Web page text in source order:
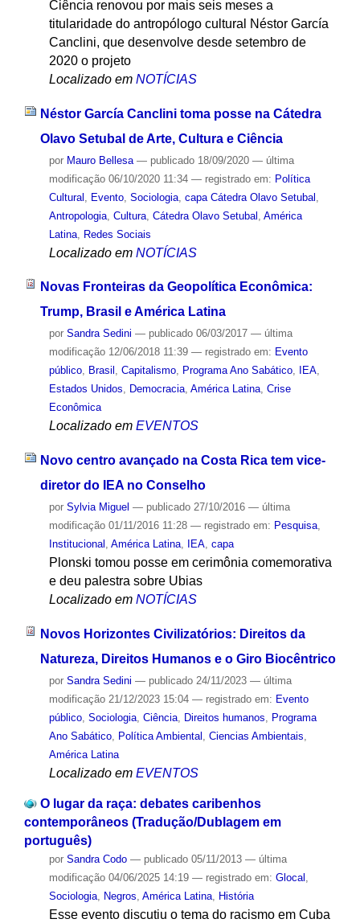
Ciência renovou por mais seis meses a
titularidade do antropólogo cultural Néstor García
Canclini, que desenvolve desde setembro de
2020 o projeto
Localizado em NOTÍCIAS
Néstor García Canclini toma posse na Cátedra
Olavo Setubal de Arte, Cultura e Ciência
por Mauro Bellesa — publicado18/09/2020 — última
modificação06/10/2020 11:34 — registrado em: Política
Cultural
Evento, Sociologia, capa Cátedra Olavo Setubal
Antropologia, Cultura, Cátedra Olavo Setubal América
Latina, Redes Sociais
Localizado em NOTÍCIAS
Novas Fronteiras da Geopolítica Econômica:
Trump, Brasil e América Latina
por Sandra Sedini — publicado06/03/2017 — última
modificação12/06/2018 11:39 — registrado em: Evento
público, Brasil , Capitalismo, Programa Ano Sabático, IEA,
Estados Unidos, Democracia, América Latina, Crise
Econômica
Localizado em EVENTOS
Novo centro avançado na Costa Rica tem vice-
diretor do IEA no Conselho
por Sylvia Miguel — publicado27/10/2016 — última
modificação01/11/2016 11:28 — registrado em: Pesquisa,
Institucional , América Latina, IEA, capa
Plonski tomou posse em cerimônia comemorativa
e deu palestra sobre Ubias
Localizado em NOTÍCIAS
Novos Horizontes Civilizatórios: Direitos da
Natureza, Direitos Humanos e o Giro Biocêntrico
por Sandra Sedini — publicado24/11/2023 — última
modificação21/12/2023 15:04 — registrado em: Evento
público, Sociologia, Ciência, Direitos humanos
Programa
Ano Sabático, Política Ambiental Ciencias Ambientais
América Latina
Localizado em EVENTOS
O lugar da raça: debates caribenhos
contemporâneos (Tradução/Dublagem em
português)
por Sandra Codo — publicado05/11/2013 — última
modificação04/06/2025 14:19 — registrado em: Glocal ,
Sociologia, Negros, América Latina, História
Esse evento discutiu o tema do racismo em Cuba